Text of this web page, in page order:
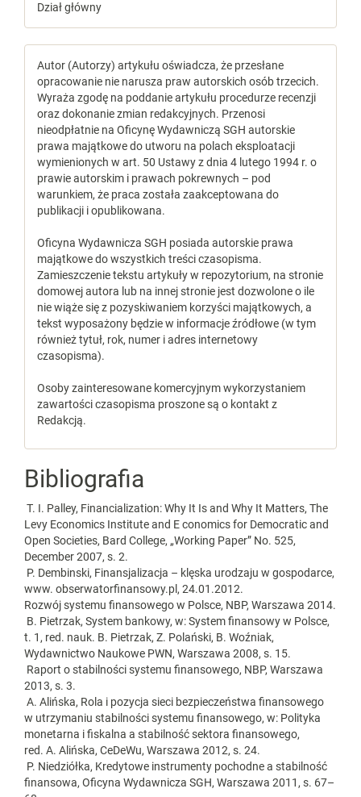
Dział główny
Autor (Autorzy) artykułu oświadcza, że przesłane
opracowanie nie narusza praw autorskich osób trzecich.
Wyraża zgodę na poddanie artykułu procedurze recenzji
oraz dokonanie zmian redakcyjnych. Przenosi
nieodpłatnie na Oficynę Wydawniczą SGH autorskie
prawa majątkowe do utworu na polach eksploatacji
wymienionych w art. 50 Ustawy z dnia 4 lutego 1994 r. o
prawie autorskim i prawach pokrewnych – pod
warunkiem, że praca została zaakceptowana do
publikacji i opublikowana.
Oficyna Wydawnicza SGH posiada autorskie prawa
majątkowe do wszystkich treści czasopisma.
Zamieszczenie tekstu artykuły w repozytorium, na stronie
domowej autora lub na innej stronie jest dozwolone o ile
nie wiąże się z pozyskiwaniem korzyści majątkowych, a
tekst wyposażony będzie w informacje źródłowe (w tym
również tytuł, rok, numer i adres internetowy
czasopisma).
Osoby zainteresowane komercyjnym wykorzystaniem
zawartości czasopisma proszone są o kontakt z
Redakcją.
Bibliografia
T. I. Palley, Financialization: Why It Is and Why It Matters, The
Levy Economics Institute and E conomics for Democratic and
Open Societies, Bard College, „Working Paper” No. 525,
December 2007, s. 2.
P. Dembinski, Finansjalizacja – klęska urodzaju w gospodarce,
www. obserwatorfinansowy.pl, 24.01.2012.
Rozwój systemu finansowego w Polsce, NBP, Warszawa 2014.
B. Pietrzak, System bankowy, w: System finansowy w Polsce,
t. 1, red. nauk. B. Pietrzak, Z. Polański, B. Woźniak,
Wydawnictwo Naukowe PWN, Warszawa 2008, s. 15.
Raport o stabilności systemu finansowego, NBP, Warszawa
2013, s. 3.
A. Alińska, Rola i pozycja sieci bezpieczeństwa finansowego
w utrzymaniu stabilności systemu finansowego, w: Polityka
monetarna i fiskalna a stabilność sektora finansowego,
red. A. Alińska, CeDeWu, Warszawa 2012, s. 24.
P. Niedziółka, Kredytowe instrumenty pochodne a stabilność
finansowa, Oficyna Wydawnicza SGH, Warszawa 2011, s. 67–